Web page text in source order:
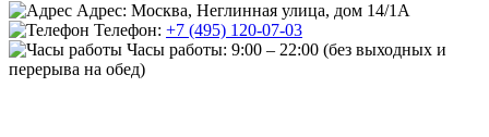
Адрес: Москва, Неглинная улица, дом 14/1А
Телефон: +7 (495) 120-07-03
Часы работы: 9:00 – 22:00 (без выходных и
перерыва на обед)